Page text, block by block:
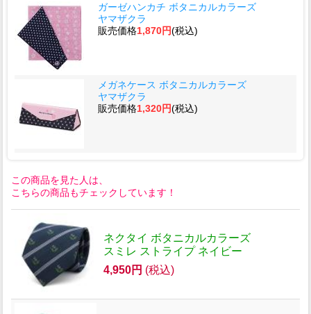
ガーゼハンカチ ボタニカルカラーズ
ヤマザクラ
販売価格1,870円(税込)
メガネケース ボタニカルカラーズ
ヤマザクラ
販売価格1,320円(税込)
この商品を見た人は、
こちらの商品もチェックしています！
ネクタイ ボタニカルカラーズ
スミレ ストライプ ネイビー
4,950円 (税込)